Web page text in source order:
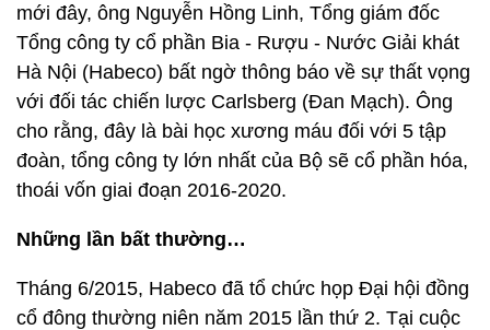
mới đây, ông Nguyễn Hồng Linh, Tổng giám đốc
Tổng công ty cổ phần Bia - Rượu - Nước Giải khát
Hà Nội (Habeco) bất ngờ thông báo về sự thất vọng
với đối tác chiến lược Carlsberg (Đan Mạch). Ông
cho rằng, đây là bài học xương máu đối với 5 tập
đoàn, tổng công ty lớn nhất của Bộ sẽ cổ phần hóa,
thoái vốn giai đoạn 2016-2020.
Những lần bất thường…
Tháng 6/2015, Habeco đã tổ chức họp Đại hội đồng
cổ đông thường niên năm 2015 lần thứ 2. Tại cuộc